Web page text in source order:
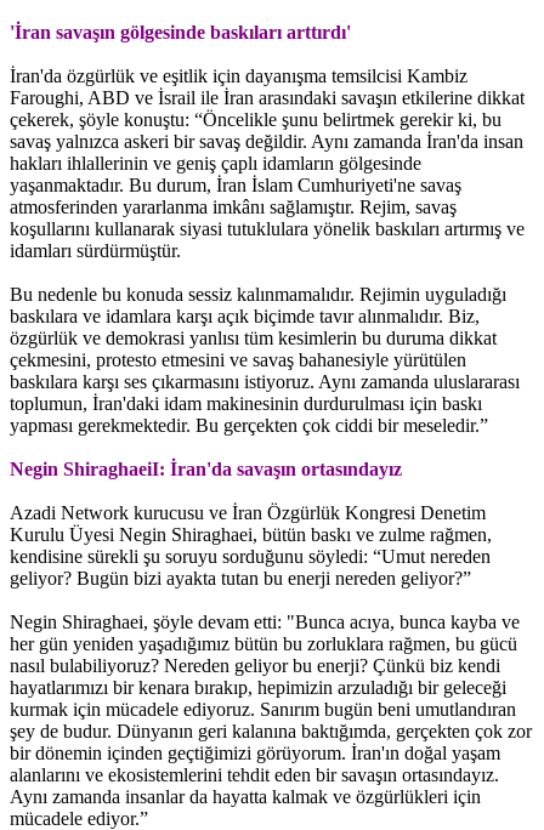
'İran savaşın gölgesinde baskıları arttırdı'
İran'da özgürlük ve eşitlik için dayanışma temsilcisi Kambiz
Faroughi, ABD ve İsrail ile İran arasındaki savaşın etkilerine dikkat
çekerek, şöyle konuştu: “Öncelikle şunu belirtmek gerekir ki, bu
savaş yalnızca askeri bir savaş değildir. Aynı zamanda İran'da insan
hakları ihlallerinin ve geniş çaplı idamların gölgesinde
yaşanmaktadır. Bu durum, İran İslam Cumhuriyeti'ne savaş
atmosferinden yararlanma imkânı sağlamıştır. Rejim, savaş
koşullarını kullanarak siyasi tutuklulara yönelik baskıları artırmış ve
idamları sürdürmüştür.
Bu nedenle bu konuda sessiz kalınmamalıdır. Rejimin uyguladığı
baskılara ve idamlara karşı açık biçimde tavır alınmalıdır. Biz,
özgürlük ve demokrasi yanlısı tüm kesimlerin bu duruma dikkat
çekmesini, protesto etmesini ve savaş bahanesiyle yürütülen
baskılara karşı ses çıkarmasını istiyoruz. Aynı zamanda uluslararası
toplumun, İran'daki idam makinesinin durdurulması için baskı
yapması gerekmektedir. Bu gerçekten çok ciddi bir meseledir.”
Negin ShiraghaeiI: İran'da savaşın ortasındayız
Azadi Network kurucusu ve İran Özgürlük Kongresi Denetim
Kurulu Üyesi Negin Shiraghaei, bütün baskı ve zulme rağmen,
kendisine sürekli şu soruyu sorduğunu söyledi: “Umut nereden
geliyor? Bugün bizi ayakta tutan bu enerji nereden geliyor?”
Negin Shiraghaei, şöyle devam etti: "Bunca acıya, bunca kayba ve
her gün yeniden yaşadığımız bütün bu zorluklara rağmen, bu gücü
nasıl bulabiliyoruz? Nereden geliyor bu enerji? Çünkü biz kendi
hayatlarımızı bir kenara bırakıp, hepimizin arzuladığı bir geleceği
kurmak için mücadele ediyoruz. Sanırım bugün beni umutlandıran
şey de budur. Dünyanın geri kalanına baktığımda, gerçekten çok zor
bir dönemin içinden geçtiğimizi görüyorum. İran'ın doğal yaşam
alanlarını ve ekosistemlerini tehdit eden bir savaşın ortasındayız.
Aynı zamanda insanlar da hayatta kalmak ve özgürlükleri için
mücadele ediyor.”